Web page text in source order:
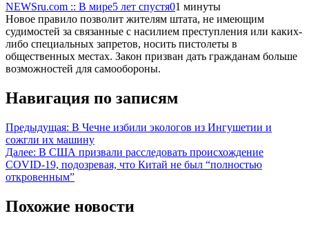
NEWSru.com :: В мире5 лет спустя01 минуты
Новое правило позволит жителям штата, не имеющим
судимостей за связанные с насилием преступления или каких-
либо специальных запретов, носить пистолеты в
общественных местах. Закон призван дать гражданам больше
возможностей для самообороны.
Навигация по записям
Предыдущая: В Чечне избили экологов из Ингушетии и
сожгли их машину
Далее: В США призвали расследовать происхождение
COVID-19, подозревая, что Китай не был “полностью
откровенным”
Похожие новости